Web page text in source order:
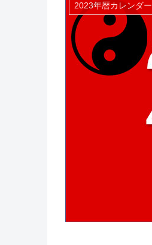
2023年暦カレンダー